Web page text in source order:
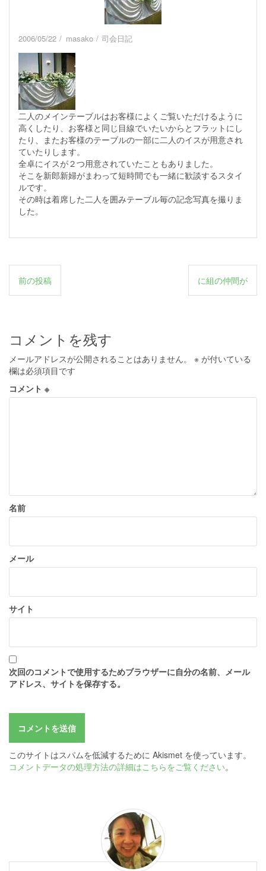
2006/05/22 masako 司会日記
二人のメインテーブルはお客様によくご覧いただけるように
高くしたり、お客様と同じ目線でいたいからとフラットにし
たり、またお客様のテーブルの一部に二人のイスが用意され
ていたりします。
全卓にイスが２つ用意されていたこともありました。
そこを新郎新婦がまわって短時間でも一緒に歓談するスタイ
ルです。
その時は着席した二人を囲みテーブル毎の記念写真を撮りま
した。
投
稿
ビ
ゲ
ー
シ
前の投稿 に組の仲間が
コメントを残す
メールアドレスが公開されることはありません。 ※ が付いている
欄は必須項目です
コメント ※
名前
メール
サイト
次回のコメントで使用するためブラウザーに自分の名前、メール
アドレス、サイトを保存する。
このサイトはスパムを低減するために Akismet を使っています。
コメントデータの処理方法の詳細はこちらをご覧ください。